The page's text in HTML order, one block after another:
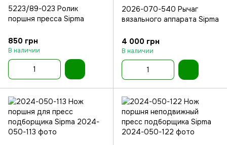
5223/89-023 Ролик
поршня пресса Sipma
850 грн
В наличии
2026-070-540 Рычаг
вязального аппарата Sipma
4 000 грн
В наличии